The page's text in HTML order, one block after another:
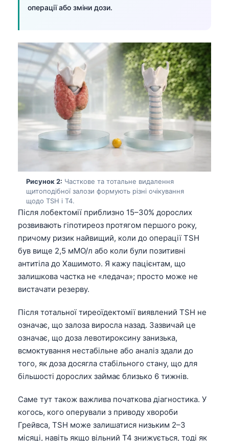
операції або зміни дози.
Рисунок 2: Часткове та тотальне видалення
щитоподібної залози формують різні очікування
щодо TSH і T4.
Після лобектомії приблизно 15–30% дорослих
розвивають гіпотиреоз протягом першого року,
причому ризик найвищий, коли до операції TSH
був вище 2,5 мМО/л або коли були позитивні
антитіла до Хашимото. Я кажу пацієнтам, що
залишкова частка не «ледача»; просто може не
вистачати резерву.
Після тотальної тиреоїдектомії виявлений TSH не
означає, що залоза виросла назад. Зазвичай це
означає, що доза левотироксину занизька,
всмоктування нестабільне або аналіз здали до
того, як доза досягла стабільного стану, що для
більшості дорослих займає близько 6 тижнів.
Саме тут також важлива початкова діагностика. У
когось, кого оперували з приводу хвороби
Грейвса, TSH може залишатися низьким 2–3
місяці, навіть якщо вільний T4 знижується, тоді як